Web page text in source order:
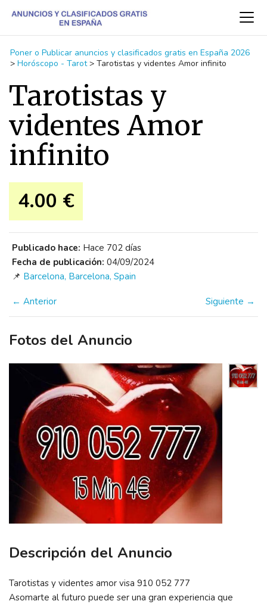
Poner o Publicar anuncios y clasificados gratis en España 2026
> Horóscopo - Tarot > Tarotistas y videntes Amor infinito
Tarotistas y
videntes Amor
infinito
4.00 €
Publicado hace: Hace 702 días
Fecha de publicación: 04/09/2024
📌 Barcelona, Barcelona, Spain
← Anterior Siguiente →
Fotos del Anuncio
Descripción del Anuncio
Tarotistas y videntes amor visa 910 052 777
Asomarte al futuro puede ser una gran experiencia que